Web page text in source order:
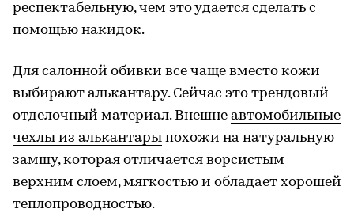
респектабельную, чем это удается сделать с
помощью накидок.
Для салонной обивки все чаще вместо кожи
выбирают алькантару. Сейчас это трендовый
отделочный материал. Внешне автомобильные
чехлы из алькантары похожи на натуральную
замшу, которая отличается ворсистым
верхним слоем, мягкостью и обладает хорошей
теплопроводностью.